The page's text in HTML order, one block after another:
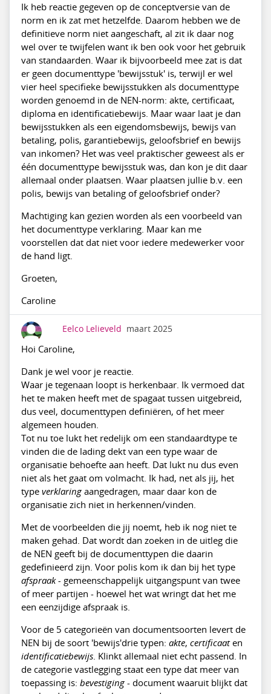
Ik heb reactie gegeven op de conceptversie van de
norm en ik zat met hetzelfde. Daarom hebben we de
definitieve norm niet aangeschaft, al zit ik daar nog
wel over te twijfelen want ik ben ook voor het gebruik
van standaarden. Waar ik bijvoorbeeld mee zat is dat
er geen documenttype 'bewijsstuk' is, terwijl er wel
vier heel specifieke bewijsstukken als documenttype
worden genoemd in de NEN-norm: akte, certificaat,
diploma en identificatiebewijs. Maar waar laat je dan
bewijsstukken als een eigendomsbewijs, bewijs van
betaling, polis, garantiebewijs, geloofsbrief en bewijs
van inkomen? Het was veel praktischer geweest als er
één documenttype bewijsstuk was, dan kon je dit daar
allemaal onder plaatsen. Waar plaatsen jullie b.v. een
polis, bewijs van betaling of geloofsbrief onder?
Machtiging kan gezien worden als een voorbeeld van
het documenttype verklaring. Maar kan me
voorstellen dat dat niet voor iedere medewerker voor
de hand ligt.
Groeten,
Caroline
Eelco Lelieveld maart 2025
Hoi Caroline,
Dank je wel voor je reactie.
Waar je tegenaan loopt is herkenbaar. Ik vermoed dat
het te maken heeft met de spagaat tussen uitgebreid,
dus veel, documenttypen definiëren, of het meer
algemeen houden.
Tot nu toe lukt het redelijk om een standaardtype te
vinden die de lading dekt van een type waar de
organisatie behoefte aan heeft. Dat lukt nu dus even
niet als het gaat om volmacht. Ik had, net als jij, het
type verklaring aangedragen, maar daar kon de
organisatie zich niet in herkennen/vinden.
Met de voorbeelden die jij noemt, heb ik nog niet te
maken gehad. Dat wordt dan zoeken in de uitleg die
de NEN geeft bij de documenttypen die daarin
gedefinieerd zijn. Voor polis kom ik dan bij het type
afspraak - gemeenschappelijk uitgangspunt van twee
of meer partijen - hoewel het wat wringt dat het me
een eenzijdige afspraak is.
Voor de 5 categorieën van documentsoorten levert de
NEN bij de soort 'bewijs'drie typen: akte, certificaaten
identificatiebewijs. Klinkt allemaal niet echt passend. In
de categorie vastlegging staat een type dat meer van
toepassing is: bevestiging - document waaruit blijkt dat